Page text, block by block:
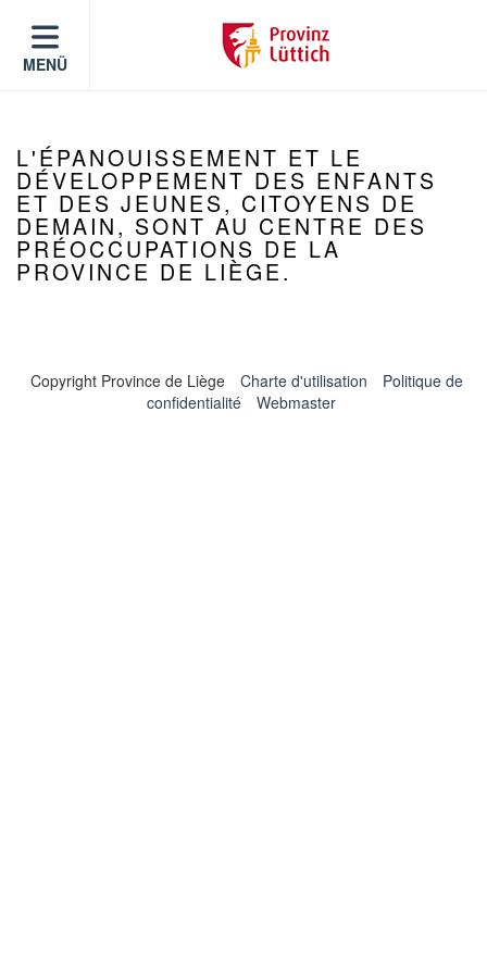
MENÜ
L'ÉPANOUISSEMENT ET LE
DÉVELOPPEMENT DES ENFANTS
ET DES JEUNES, CITOYENS DE
DEMAIN, SONT AU CENTRE DES
PRÉOCCUPATIONS DE LA
PROVINCE DE LIÈGE.
Copyright Province de Liège Charte d'utilisation
Politique de
confidentialité
Webmaster